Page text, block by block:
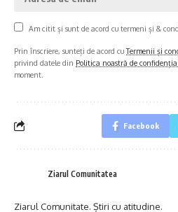
Am citit și sunt de acord cu termeni și &
Prin înscriere, sunteți de acord cuTermenii și
privind datele din Politica noastră de
moment.
Facebook
Ziarul Comunitatea
Ziarul Comunitate. Știri cu atitudine.